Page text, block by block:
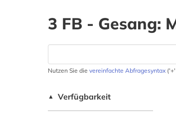
3 FB - Gesang:
Nutzen Sie die vereinfachte Abfragesyntax
▲ Verfügbarkeit